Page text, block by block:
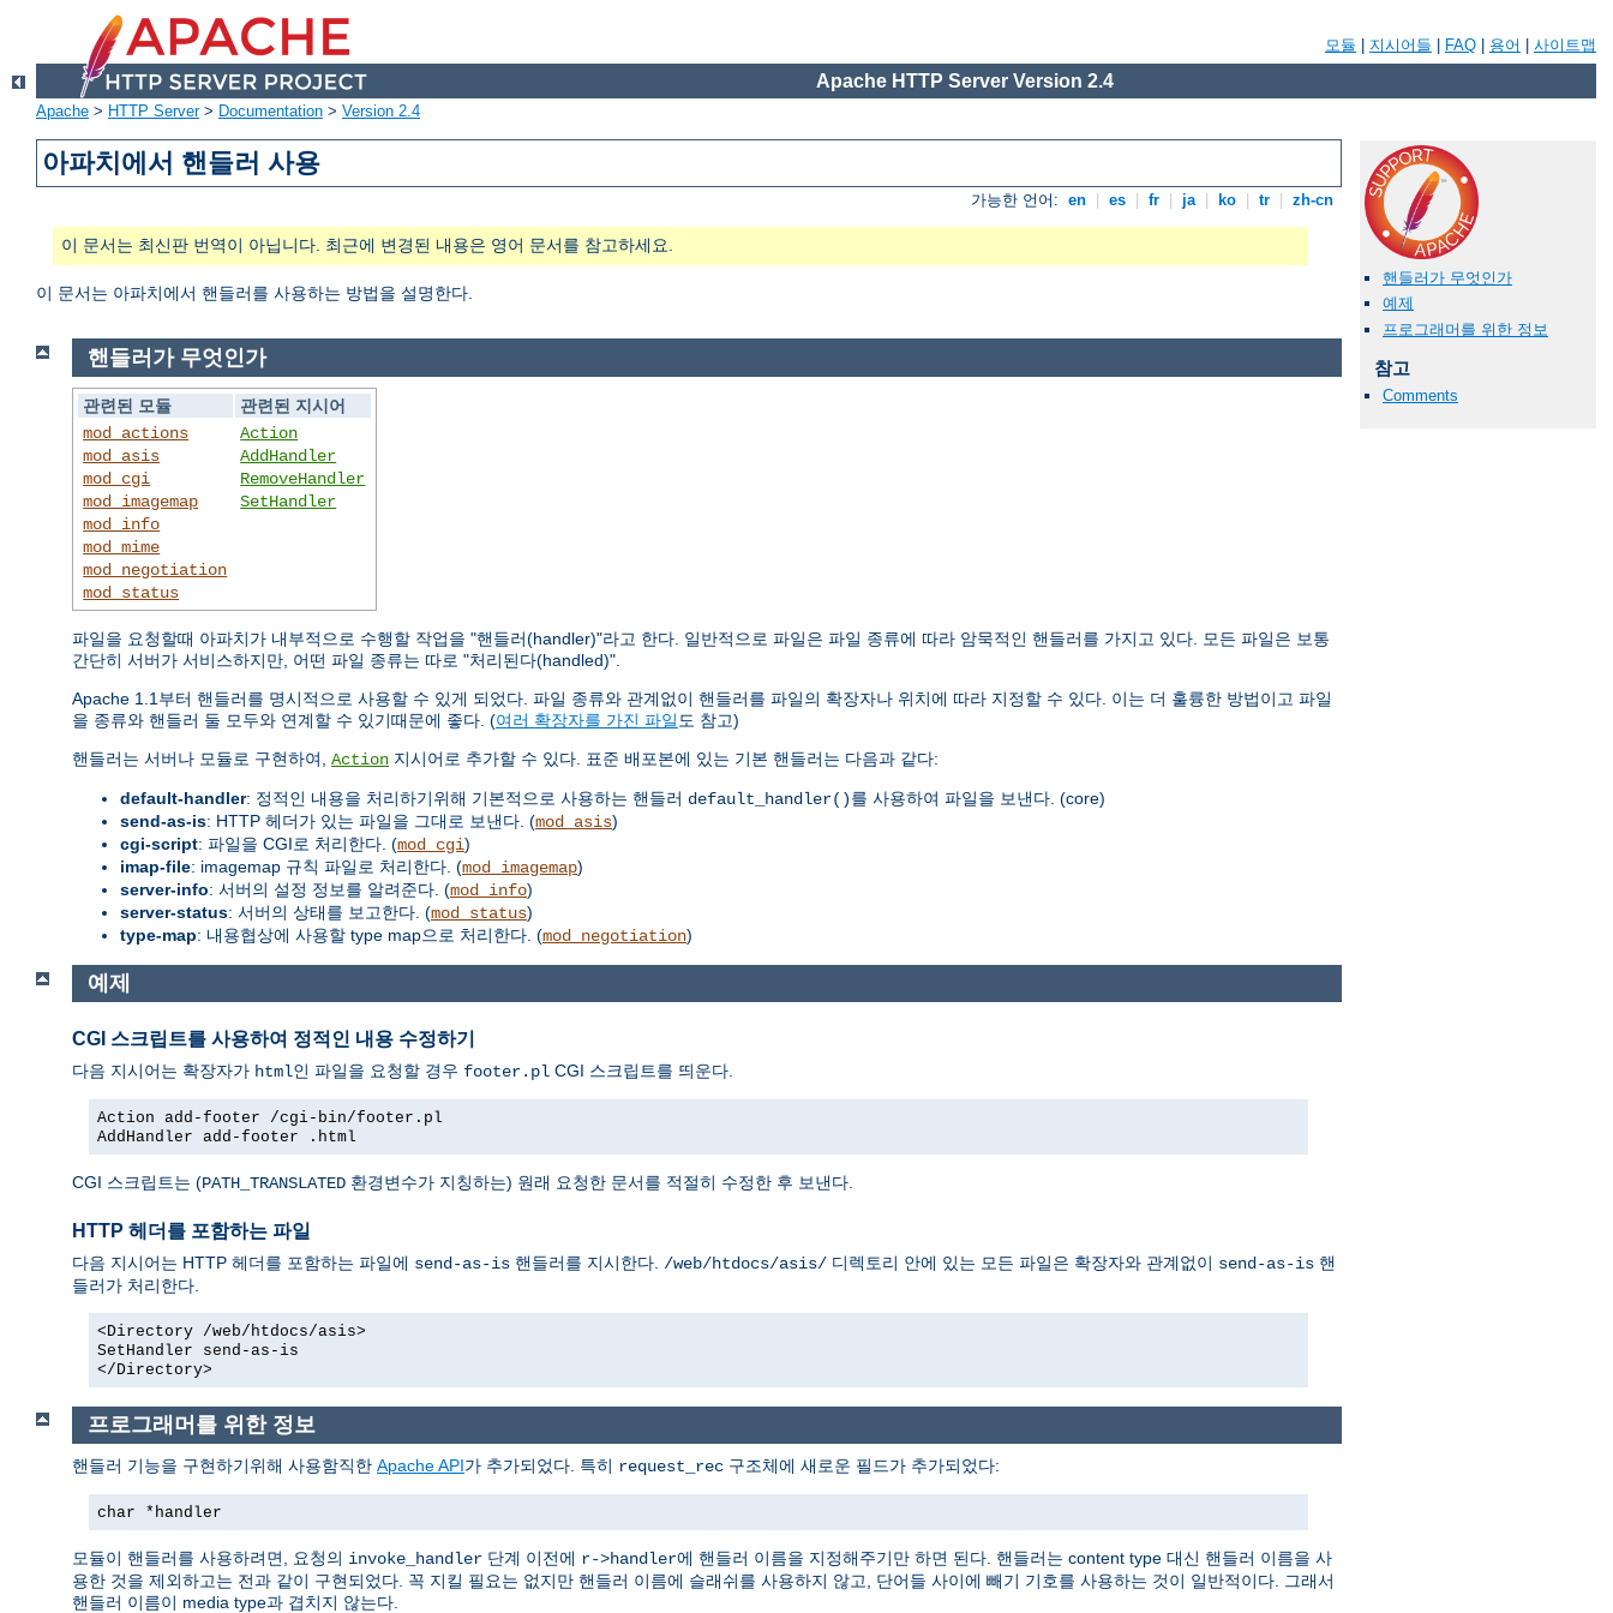
모듈 지시어들 FAQ 용어 사이트맵
Apache HTTP Server Version 2.4
Apache > HTTP Server> Documentation > Version 2.4
아파치에서 핸들러 사용
가능한 언어: en es fr ja ko tr zh-cn
이 문서는 최신판 번역이 아닙니다. 최근에 변경된 내용은 영어 문서를 참고하세요.
이 문서는 아파치에서 핸들러를 사용하는 방법을 설명한다.
핸들러가 무엇인가
예제
프로그래머를 위한 정보
참고
Comments
핸들러가 무엇인가
관련된 모듈
관련된 지시어
mod_actions
mod_asis
mod_cgi
mod_imagemap
mod_info
mod_mime
mod_negotiation
mod_status
Action
AddHandler
RemoveHandler
SetHandler
파일을 요청할때 아파치가 내부적으로 수행할 작업을 "핸들러(handler)"라고 한다. 일반적으로 파일은 파일 종류에 따라 암묵적인 핸들러를 가지고 있다. 모든 파일은 보통
간단히 서버가 서비스하지만, 어떤 파일 종류는 따로 "처리된다(handled)".
Apache 1.1부터 핸들러를 명시적으로 사용할 수 있게 되었다. 파일 종류와 관계없이 핸들러를 파일의 확장자나 위치에 따라 지정할 수 있다. 이는 더 훌륭한 방법이고 파일
을 종류와 핸들러 둘 모두와 연계할 수 있기때문에 좋다. (여러 확장자를 가진 파일 도 참고)
핸들러는 서버나 모듈로 구현하여, Action 지시어로 추가할 수 있다. 표준 배포본에 있는 기본 핸들러는 다음과 같다:
default-handler: 정적인 내용을 처리하기위해 기본적으로 사용하는 핸들러 default_handler()를 사용하여 파일을 보낸다. (core)
send-as-is: HTTP 헤더가 있는 파일을 그대로 보낸다. (mod_asis)
cgi-script: 파일을 CGI로 처리한다. (mod_cgi)
imap-file: imagemap 규칙 파일로 처리한다. (mod_imagemap)
server-info: 서버의 설정 정보를 알려준다. (mod_info)
server-status: 서버의 상태를 보고한다. (mod_status)
type-map: 내용협상에 사용할 type map으로 처리한다. (mod_negotiation)
예제
CGI 스크립트를 사용하여 정적인 내용 수정하기
다음 지시어는 확장자가 html인 파일을 요청할 경우 footer.pl CGI 스크립트를 띄운다.
Action add-footer /cgi-bin/footer.pl
AddHandler add-footer .html
CGI 스크립트는 (PATH_TRANSLATED 환경변수가 지칭하는) 원래 요청한 문서를 적절히 수정한 후 보낸다.
HTTP 헤더를 포함하는 파일
다음 지시어는 HTTP 헤더를 포함하는 파일에 send-as-is 핸들러를 지시한다. /web/htdocs/asis/ 디렉토리 안에 있는 모든 파일은 확장자와 관계없이 send-as-is 핸
들러가 처리한다.
<Directory /web/htdocs/asis>
SetHandler send-as-is
</Directory>
프로그래머를 위한 정보
핸들러 기능을 구현하기위해 사용함직한 Apache API가 추가되었다. 특히 request_rec 구조체에 새로운 필드가 추가되었다:
char *handler
모듈이 핸들러를 사용하려면, 요청의 invoke_handler 단계 이전에 r->handler에 핸들러 이름을 지정해주기만 하면 된다. 핸들러는 content type 대신 핸들러 이름을 사
용한 것을 제외하고는 전과 같이 구현되었다. 꼭 지킬 필요는 없지만 핸들러 이름에 슬래쉬를 사용하지 않고, 단어들 사이에 빼기 기호를 사용하는 것이 일반적이다. 그래서
핸들러 이름이 media type과 겹치지 않는다.